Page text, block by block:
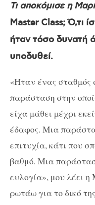
Τι αποκόμισε η
Master Class; Ό,τι
ήταν τόσο δυνατή
υποδυθεί.
«Ήταν ένας σταθμός
παράσταση στην
είχα μάθει μέχρι
έδαφος. Μια
επιτυχία, κάτι που
βαθμό. Μια
ευλογία», μου λέει
ρωτάω για το δικό της